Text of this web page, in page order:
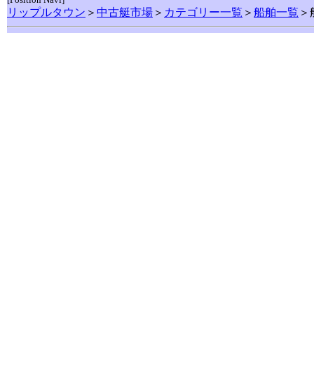
リップルタウン ＞ 中古艇市場 ＞ カテゴリー一覧 ＞ 船舶一覧 ＞